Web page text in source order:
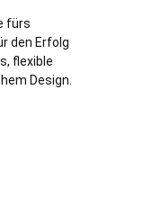
fürs
den Erfolg
flexible
Design.